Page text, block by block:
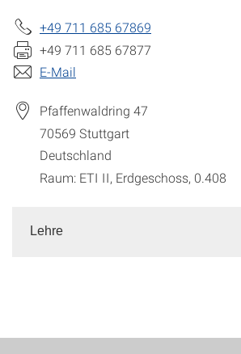
+49 711 685 67869
+49 711 685 67877
E-Mail
Pfaffenwaldring 47
70569 Stuttgart
Deutschland
Raum: ETI II, Erdgeschoss, 0.408
Lehre